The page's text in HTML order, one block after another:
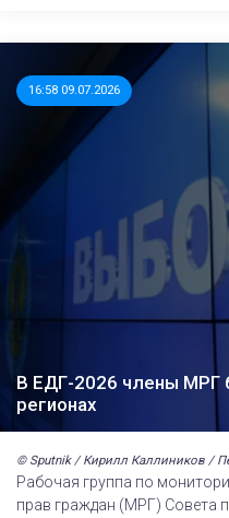
16:58 09.07.2026
В ЕДГ-2026 члены МРГ
регионах
© Sputnik / Кирилл Каллиников /
Рабочая группа по
прав граждан (МРГ) Совета